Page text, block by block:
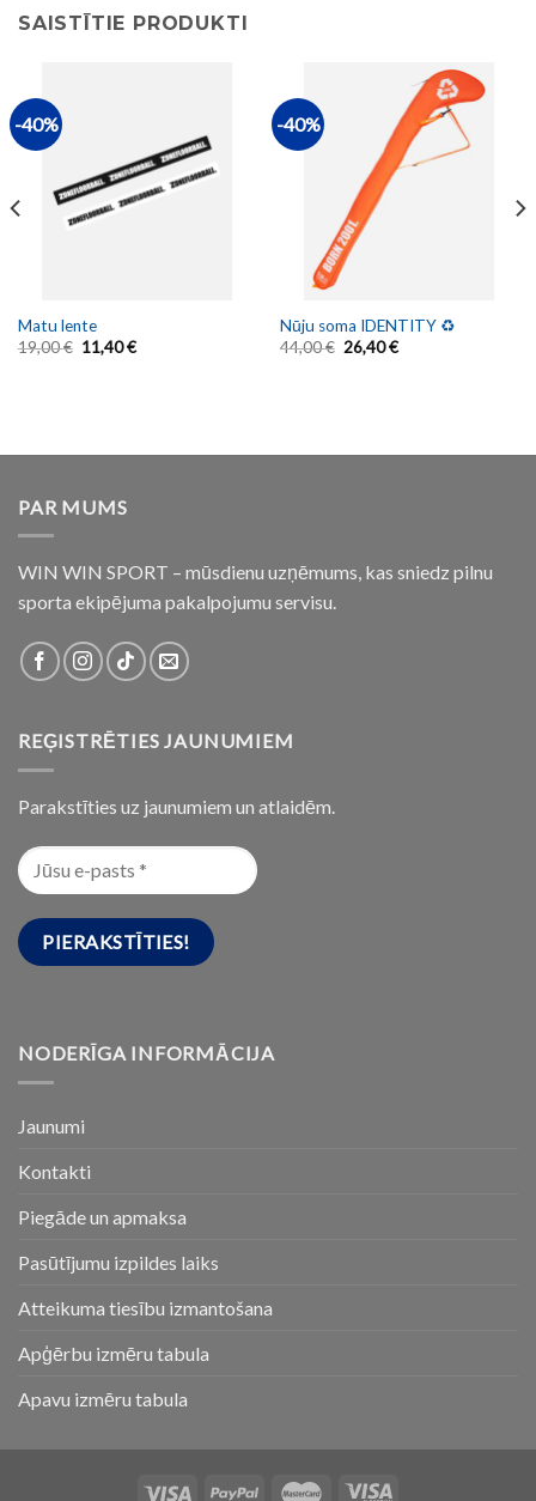
SAISTĪTIE PRODUKTI
-40%
Matu lente
19,00€ 11,40€
-40%
Nūju soma IDENTITY ♻️
44,00€ 26,40€
PAR MUMS
WIN WIN SPORT – mūsdienu uzņēmums, kas sniedz pilnu
sporta ekipējuma pakalpojumu servisu.
REĢISTRĒTIES JAUNUMIEM
Parakstīties uz jaunumiem un atlaidēm.
NODERĪGA INFORMĀCIJA
Jaunumi
Kontakti
Piegāde un apmaksa
Pasūtījumu izpildes laiks
Atteikuma tiesību izmantošana
Apģērbu izmēru tabula
Apavu izmēru tabula